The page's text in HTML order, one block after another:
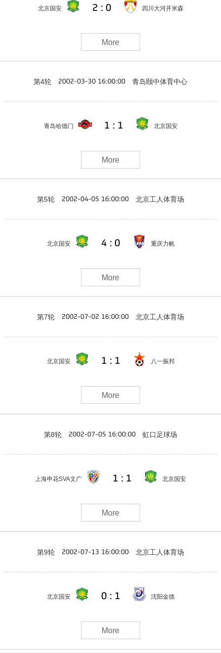
北京国安 2 : 0 四川大河开米森
More
第4轮 2002-03-30 16:00:00 青岛颐中体育中心
青岛哈德门 1 : 1 北京国安
More
第5轮 2002-04-05 16:00:00 北京工人体育场
北京国安 4 : 0 重庆力帆
More
第7轮 2002-07-02 16:00:00 北京工人体育场
北京国安 1 : 1 八一振邦
More
第8轮 2002-07-05 16:00:00 虹口足球场
上海申花SVA文广 1 : 1 北京国安
More
第9轮 2002-07-13 16:00:00 北京工人体育场
北京国安 0 : 1 沈阳金德
More